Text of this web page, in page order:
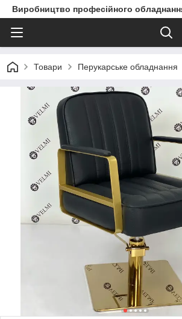
Виробництво професійного
Товари Перукарське обладнання